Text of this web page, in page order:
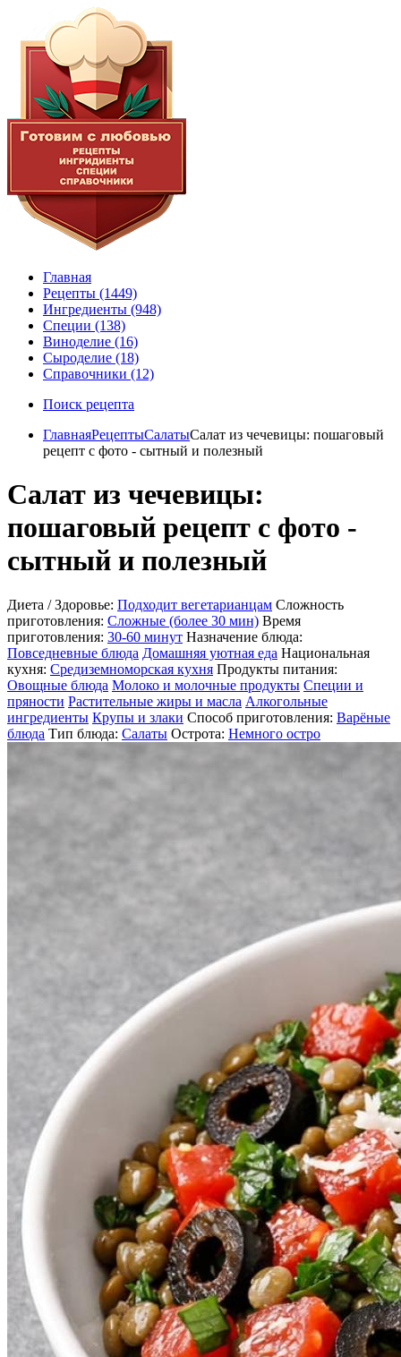
Главная
Рецепты (1449)
Ингредиенты (948)
Специи (138)
Виноделие (16)
Сыроделие (18)
Справочники (12)
Поиск рецепта
ГлавнаяРецептыСалатыСалат из чечевицы: пошаговый
рецепт с фото - сытный и полезный
Салат из чечевицы:
пошаговый рецепт с фото -
сытный и полезный
Диета / Здоровье: Подходит вегетарианцам Сложность
приготовления: Сложные (более 30 мин) Время
приготовления: 30-60 минут Назначение блюда:
Повседневные блюда Домашняя уютная еда Национальная
кухня: Средиземноморская кухня Продукты питания:
Овощные блюда Молоко и молочные продукты Специи и
пряности Растительные жиры и масла Алкогольные
ингредиенты Крупы и злаки Способ приготовления: Варёные
блюда Тип блюда: Салаты Острота: Немного остро